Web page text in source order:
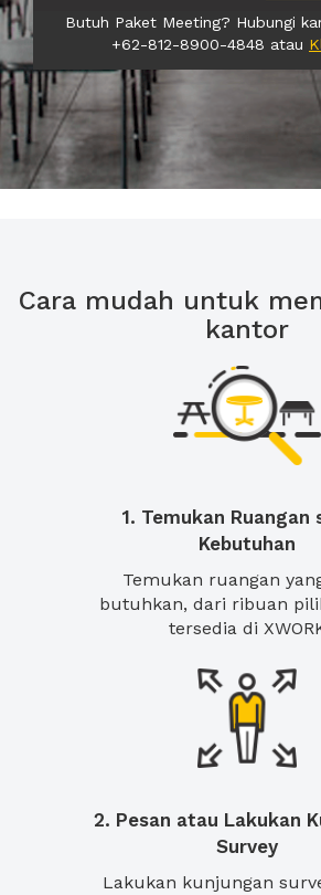
Butuh Paket Meeting? Hubungi
+62-812-8900-4848 atau
Cara mudah untuk
kantor
1. Temukan Ruangan
Kebutuhan
Temukan ruangan
butuhkan, dari ribuan
tersedia di
2. Pesan atau Lakukan
Survey
Lakukan kunjungan